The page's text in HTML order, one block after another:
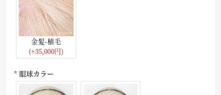
金髪-植毛
(+35,000円)
眼球カラー